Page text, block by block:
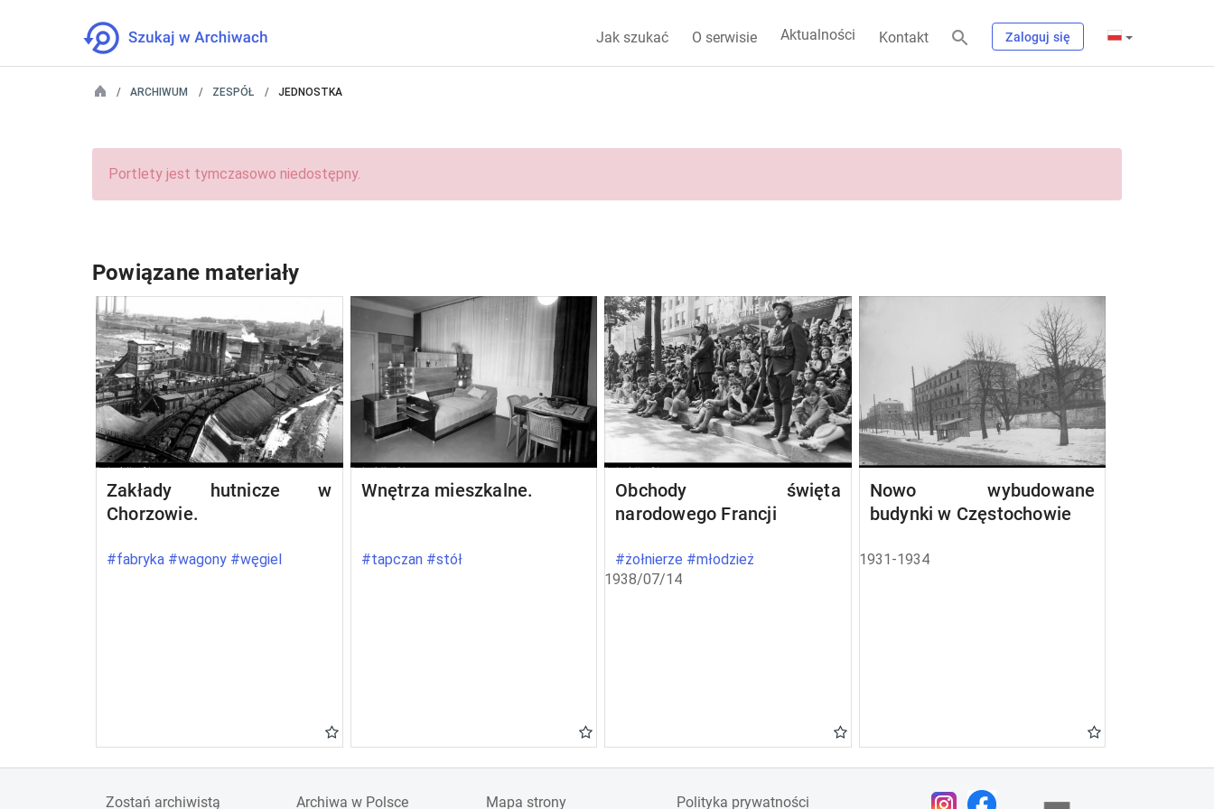
Jak szukać O serwisie Aktualności Kontakt Zaloguj się
ARCHIWUM ZESPÓŁ JEDNOSTKA
Portlety jest tymczasowo niedostępny.
Powiązane materiały
Zakłady hutnicze w
Chorzowie.
#fabryka #wagony #węgiel
Wnętrza mieszkalne.
#tapczan #stół
Obchody święta
narodowego Francji
#żołnierze #młodzież
1938/07/14
Nowo wybudowane
budynki w Częstochowie
1931-1934
Zostań archiwistą Archiwa w Polsce Mapa strony Polityka prywatności